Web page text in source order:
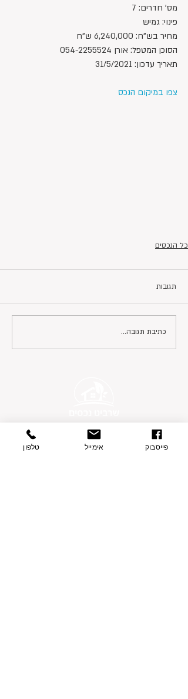
מס' חדרים: 7
פינוי: גמיש
מחיר בש"ח: 6,240,000 ש"ח
הסוכן המטפל: אורן 054-2255524
תאריך עדכון: 31/5/2021
צפו במיקום הנכס
כל הנכסים
תגובות
כתיבת תגובה...
פרטי התקשרות
בצת 2, הוד השרון
טלפון אימייל פייסבוק